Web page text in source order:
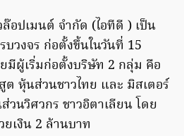
อปเมนต์ จำกัด (ไอทีดี ) เป็น
วงจร ก่อตั้งขึ้นในวันที่ 15
มีผู้เริ่มก่อตั้งบริษัท 2 กลุ่ม คือ
หุ้นส่วนชาวไทย และ มิสเตอร์
วนวิศวกร ชาวอิตาเลียน โดย
เงิน 2 ล้านบาท